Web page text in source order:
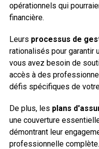
opérationnels qui
financière.
Leurs processus de
rationalisés pour garantir
vous avez besoin de
accès à des
défis spécifiques de
De plus, les plans
une couverture
démontrant leur
professionnelle complète.